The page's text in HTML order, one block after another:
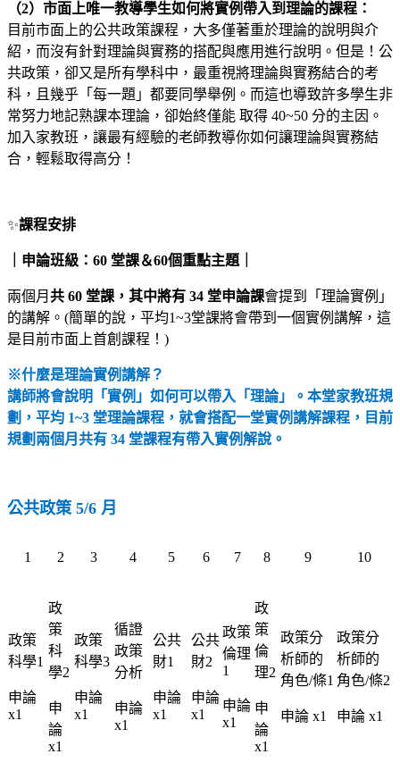
（2）市面上唯一教導學生如何將實例帶入到理論的課程：
目前市面上的公共政策課程，大多僅著重於理論的說明與介
紹，而沒有針對理論與實務的搭配與應用進行說明。但是！公
共政策，卻又是所有學科中，最重視將理論與實務結合的考
科，且幾乎「每一題」都要同學舉例。而這也導致許多學生非
常努力地記熟課本理論，卻始終僅能 取得 40~50 分的主因。
加入家教班，讓最有經驗的老師教導你如何讓理論與實務結
合，輕鬆取得高分！
✨課程安排
｜申論班級：60 堂課＆60個重點主題｜
兩個月 共 60 堂課，其中將有 34 堂申論課會提到「理論實例」
的講解。(簡單的說，平均1~3堂課將會帶到一個實例講解，這
是目前市面上首創課程！)
※什麼是理論實例講解？
講師將會說明「實例」如何可以帶入「理論」。本堂家教班規
劃，平均 1~3 堂理論課程，就會搭配一堂實例講解課程，目前
規劃兩個月共有 34 堂課程有帶入實例解說。
公共政策 5/6 月
1 2 3 4 5 6 7 8 9 10
政策
科學1
申論
x1
政
策
科
學2
申
論
x1
政策
科學3
申論
x1
循證
政策
分析
申論
x1
公共
財1
申論
x1
公共
財2
申論
x1
政策
倫理
1
申論
x1
政
策
倫
理2
申
論
x1
政策分
析師的
角色/條1
申論 x1
政策分
析師的
角色/條2
申論 x1